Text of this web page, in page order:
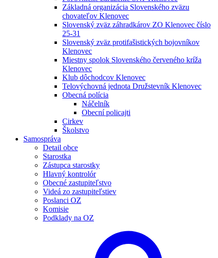
Základná organizácia Slovenského zväzu
chovateľov Klenovec
Slovenský zväz záhradkárov ZO Klenovec číslo
25-31
Slovenský zväz protifašistických bojovníkov
Klenovec
Miestny spolok Slovenského červeného kríža
Klenovec
Klub dôchodcov Klenovec
Telovýchovná jednota Družstevník Klenovec
Obecná polícia
Náčelník
Obecní policajti
Cirkev
Školstvo
Samospráva
Detail obce
Starostka
Zástupca starostky
Hlavný kontrolór
Obecné zastupiteľstvo
Videá zo zastupiteľstiev
Poslanci OZ
Komisie
Podklady na OZ